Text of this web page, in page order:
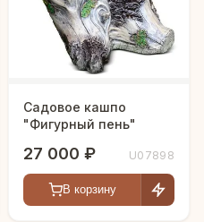
Садовое кашпо
"Фигурный пень"
27 000 ₽ U07898
В корзину